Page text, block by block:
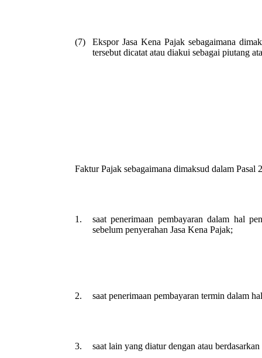
(7)
Ekspor Jasa Kena Pajak sebagaimana
tersebut dicatat atau diakui sebagai piutang
Faktur Pajak sebagaimana dimaksud dalam Pasal
1.
saat penerimaan pembayaran dalam hal
sebelum penyerahan Jasa Kena Pajak;
2. saat penerimaan pembayaran termin dalam
3. saat lain yang diatur dengan atau